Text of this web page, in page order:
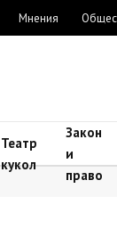
Мнения
Театр
кукол
Закон
и
право